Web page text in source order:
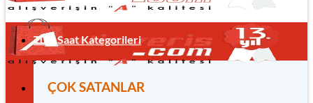
Tüm Saat Kategorileri
ÇOK SATANLAR